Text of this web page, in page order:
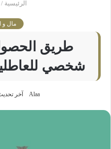
الرئيسية /
مال و
طريق
شخصي
Alaa آخر تحديث: 13 يوليو،